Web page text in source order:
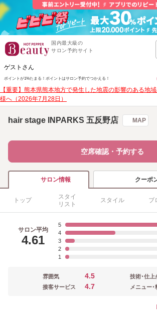
国内最大級の
サロン予約サイト
ゲストさん
ポイントが1%たまる！ ポイントはサロン予約でつかえる！
【重要】熊本県熊本地方で発生した地震の影響のある地
様へ（2026年7月28日）
hair stage INPARKS 五反野店 MAP
空席確認・予約する
サロン情報 クーポ
トップ
スタイ
リスト
スタイル ブ
サロン平均
4.61
5
4
3
2
1
雰囲気 4.5
接客サービス 4.7
技術･仕上
メニュー･